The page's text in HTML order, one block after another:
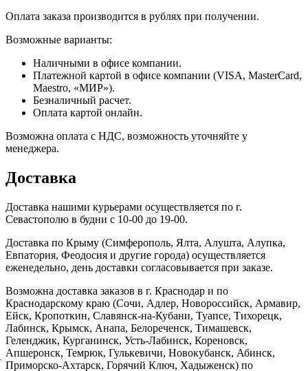
Оплата заказа производится в рублях при получении.
Возможные варианты:
Наличными в офисе компании.
Платежной картой в офисе компании (VISA, MasterCard,
Maestro, «МИР»).
Безналичный расчет.
Оплата картой онлайн.
Возможна оплата с НДС, возможность уточняйте у
менеджера.
Доставка
Доставка нашими курьерами осуществляется по г.
Севастополю в будни с 10-00 до 19-00.
Доставка по Крыму (Симферополь, Ялта, Алушта, Алупка,
Евпатория, Феодосия и другие города) осуществляется
еженедельно, день доставки согласовывается при заказе.
Возможна доставка заказов в г. Краснодар и по
Краснодарскому краю (Сочи, Адлер, Новороссийск, Армавир,
Ейск, Кропоткин, Славянск-на-Кубани, Туапсе, Тихорецк,
Лабинск, Крымск, Анапа, Белореченск, Тимашевск,
Геленджик, Курганинск, Усть-Лабинск, Кореновск,
Апшеронск, Темрюк, Гулькевичи, Новокубанск, Абинск,
Приморско-Ахтарск, Горячий Ключ, Хадыженск) по